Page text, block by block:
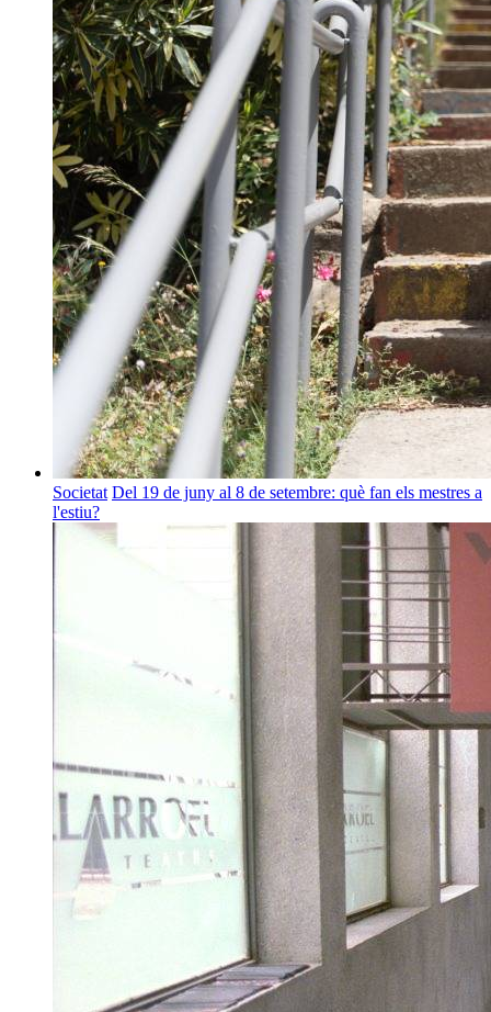
Societat Del 19 de juny al 8 de setembre: què fan els mestres a
l'estiu?